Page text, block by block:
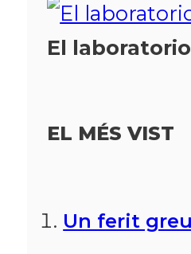
Fes-te'n soci!
El
EL MÉS VIST
Un ferit